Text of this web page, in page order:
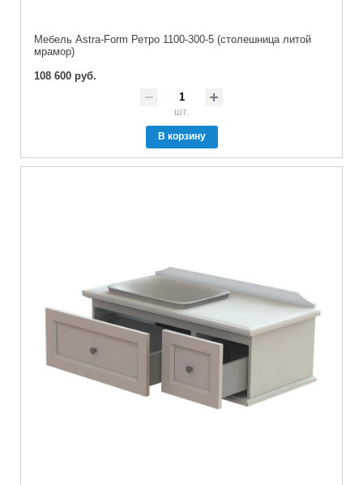
Мебель Astra-Form Ретро 1100-300-5 (столешница литой
мрамор)
108 600 руб.
шт.
В корзину